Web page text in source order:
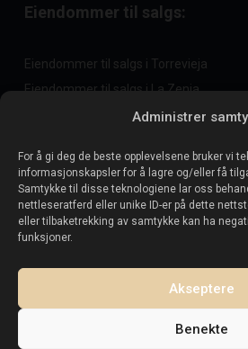
Administrer
For å gi deg de beste opplevelsene bruker vi
informasjonskapsler for å lagre og/eller få
Samtykke til disse teknologiene lar oss
nettleseratferd eller unike ID-er på dette
eller tilbaketrekking av samtykke kan ha
funksjoner.
Akseptere
Benekte
Eiendommer til salgs:
Eiendommer til salgs i Torrevieja
Eiendommer til salgs i La Zenia
Eiendommer til salgs i Cabo Roig
Selg eiendommen din:
Selg eiendom i La Mata